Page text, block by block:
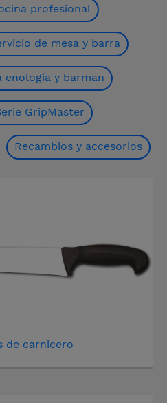
profesional
de mesa y barra
enología y barman
GripMaster
Recambios y accesorios
de carnicero